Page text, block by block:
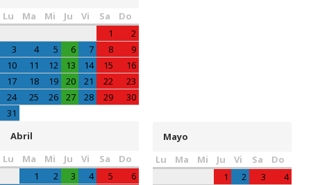
Lu
Ma Mi Ju Vi Sa
Do
1
2
3
4 5 6 7 8
9
10
11 12 13 14 15
16
17
18 19 20 21 22
23
24
25 26 27 28 29
30
31
Abril
Lu
Ma Mi Ju Vi Sa
Do
1
2 3 4 5
6
Mayo
Lu
Ma Mi Ju Vi Sa
Do
1
2 3
4